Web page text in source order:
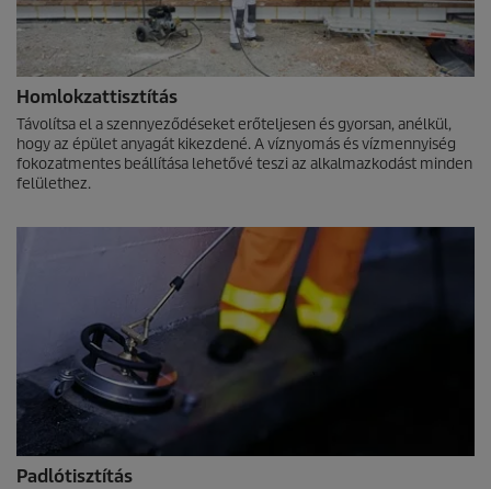
Homlokzattisztítás
Távolítsa el a szennyeződéseket erőteljesen és gyorsan, anélkül,
hogy az épület anyagát kikezdené. A víznyomás és vízmennyiség
fokozatmentes beállítása lehetővé teszi az alkalmazkodást minden
felülethez.
Padlótisztítás